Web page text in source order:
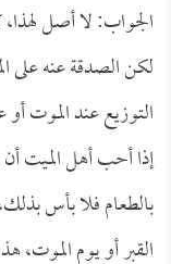
الجواب: لا أصل لهذا،
لكن الصدقة عنه على
التوزيع عند الموت
إذا أحب أهل الميت أن
بالطعام فلا بأس
القبر أو يوم الموت،